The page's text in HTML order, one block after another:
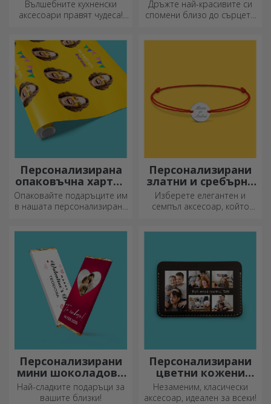
Вълшебните кухненски
аксесоари правят чудеса!
сложните рецепти.
Дръжте най-красивите си
спомени близо до сърцето
Персонализирана
опаковъчна хартия
за подаръци
Опаковайте подаръците им
в нашата персонализирана
Персонализирани
златни и сребърни
гривни
Изберете елегантен и
семпъл аксесоар, който
Персонализирани
мини шоколадови
барове
Най-сладките подаръци за
вашите близки!
Персонализирани
цветни кожени
портфейли
Незаменим, класически
аксесоар, идеален за всеки!